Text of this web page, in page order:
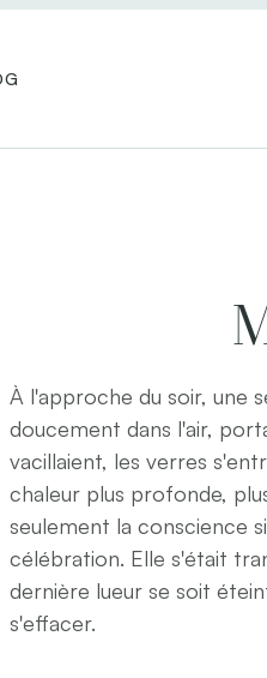
À l'approche du soir, une
doucement dans l'air,
vacillaient, les verres
chaleur plus profonde,
seulement la conscience
célébration. Elle s'était
dernière lueur se soit
s'effacer.